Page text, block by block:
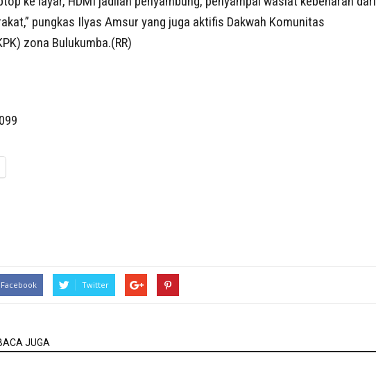
pungkas Ilyas Amsur yang juga aktifis Dakwah Komunitas
zona Bulukumba.(RR)
Facebook Twitter
JUGA